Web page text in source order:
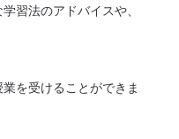
習法のアドバイスや、
を受けることができま